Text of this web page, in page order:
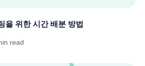
을 위한 시간 배분 방법
read